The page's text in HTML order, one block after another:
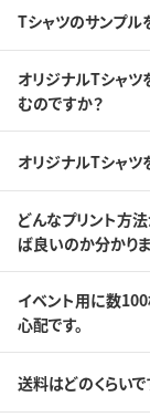
Tシャツのサンプル
オリジナルTシャツ
むのですか？
オリジナルTシャツ
どんなプリント方
ば良いのか分かりま
イベント用に数
心配です。
送料はどのくらいで